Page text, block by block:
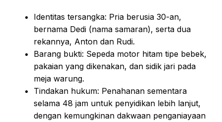
Identitas tersangka: Pria berusia 30-an,
bernama Dedi (nama samaran), serta dua
rekannya, Anton dan Rudi.
Barang bukti: Sepeda motor hitam tipe bebek,
pakaian yang dikenakan, dan sidik jari pada
meja warung.
Tindakan hukum: Penahanan sementara
selama 48 jam untuk penyidikan lebih lanjut,
dengan kemungkinan dakwaan penganiayaan